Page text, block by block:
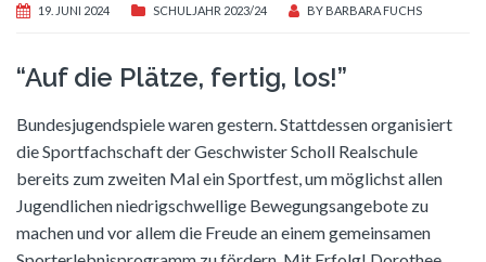
19. JUNI 2024 SCHULJAHR 2023/24 BY BARBARA FUCHS
“Auf die Plätze, fertig, los!”
Bundesjugendspiele waren gestern. Stattdessen organisiert
die Sportfachschaft der Geschwister Scholl Realschule
bereits zum zweiten Mal ein Sportfest, um möglichst allen
Jugendlichen niedrigschwellige Bewegungsangebote zu
machen und vor allem die Freude an einem gemeinsamen